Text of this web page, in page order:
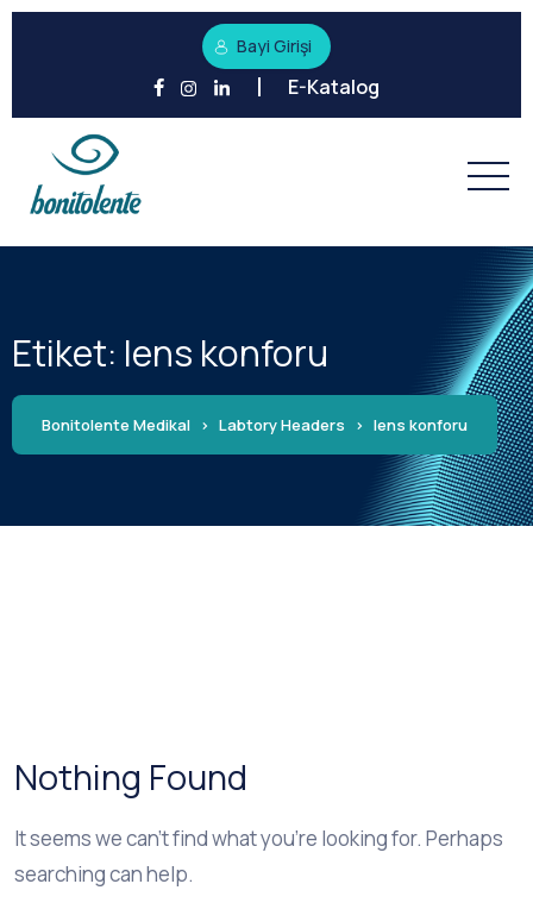
Bayi Girişi
E-Katalog
Etiket: lens konforu
Bonitolente Medikal > Labtory Headers > lens konforu
Nothing Found
It seems we can’t find what you’re looking for. Perhaps
searching can help.